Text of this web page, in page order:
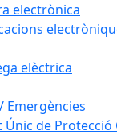
electrònica
elèctrica
Emergències
de Protecció